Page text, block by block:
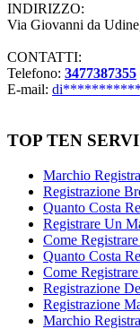
INDIRIZZO:
Via Giovanni da
CONTATTI:
Telefono: 3477387355
E-mail: di
TOP TEN
Marchio
Registrazione
Quanto Costa
Registrare Un
Come
Quanto Costa
Come
Registrazione
Registrazione
Marchio